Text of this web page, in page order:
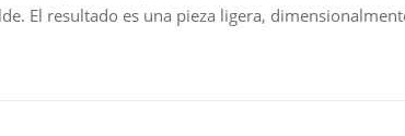
El resultado es una pieza ligera,